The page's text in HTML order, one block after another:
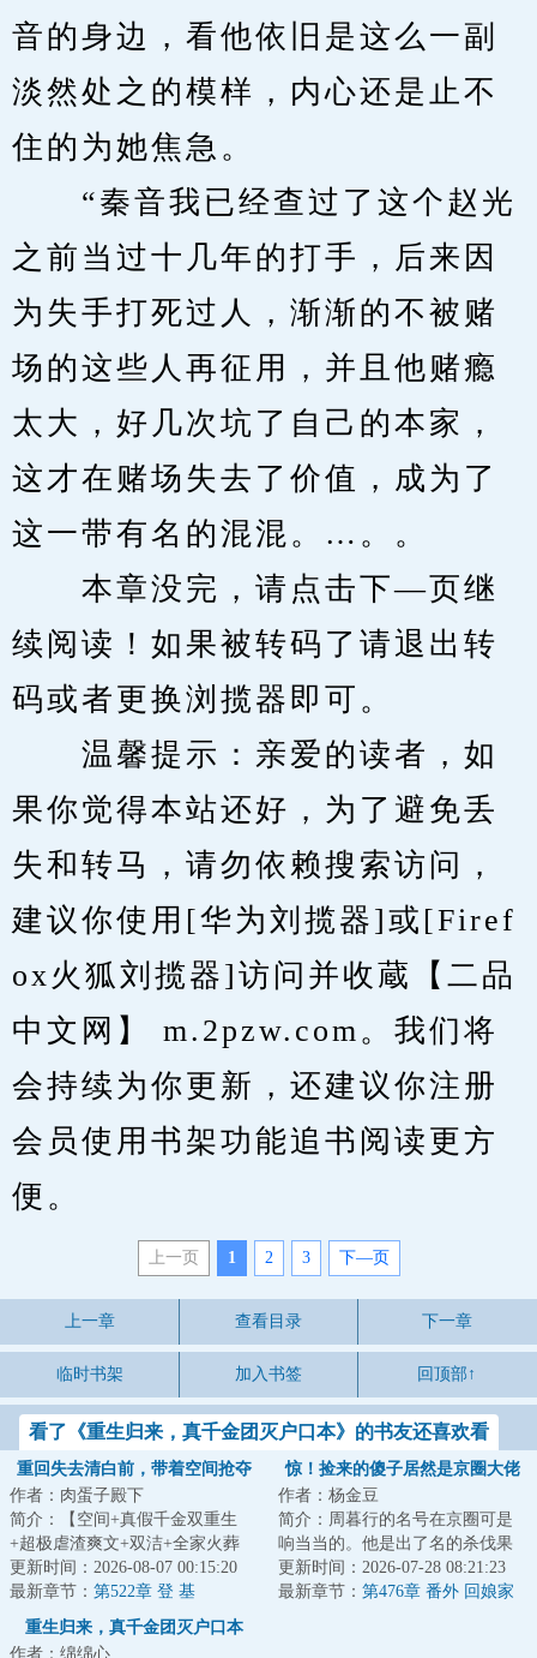
音的身边，看他依旧是这么一副
淡然处之的模样，内心还是止不
住的为她焦急。
“秦音我已经查过了这个赵光
之前当过十几年的打手，后来因
为失手打死过人，渐渐的不被赌
场的这些人再征用，并且他赌瘾
太大，好几次坑了自己的本家，
这才在赌场失去了价值，成为了
这一带有名的混混。…。。
本章没完，请点击下—页继
续阅读！如果被转码了请退出转
码或者更换浏揽器即可。
温馨提示：亲爱的读者，如
果你觉得本站还好，为了避免丢
失和转马，请勿依赖搜索访问，
建议你使用[华为刘揽器]或[Firef
ox火狐刘揽器]访问并收蔵【二品
中文网】 m.2pzw.com。我们将
会持续为你更新，还建议你注册
会员使用书架功能追书阅读更方
便。
上一页 1 2 3 下—页
上一章 查看目录 下一章
临时书架 加入书签 回顶部↑
看了《重生归来，真千金团灭户口本》的书友还喜欢看
重回失去清白前，带着空间抢夺
江山
作者：肉蛋子殿下
简介：【空间+真假千金双重生
+超极虐渣爽文+双洁+全家火葬
场】&lt;br/&gt;【白切黑、貌美绝
伦贵女+禁欲、...
更新时间：2026-08-07 00:15:20
最新章节： 第522章 登 基
惊！捡来的傻子居然是京圈大佬
作者：杨金豆
简介：周暮行的名号在京圈可是
响当当的。他是出了名的杀伐果
断，腹黑无情，在一众兄弟里
面，优秀到让人望...
更新时间：2026-07-28 08:21:23
最新章节： 第476章 番外 回娘家
重生归来，真千金团灭户口本
作者：绵绵心